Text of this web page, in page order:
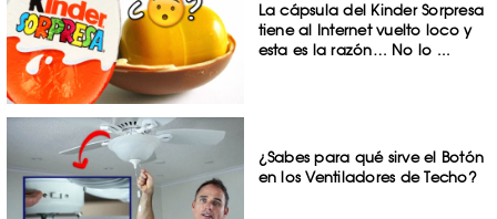
La cápsula del Kinder Sorpresa
tiene al Internet vuelto loco y
esta es la razón… No lo ...
¿Sabes para qué sirve el Botón
en los Ventiladores de Techo?